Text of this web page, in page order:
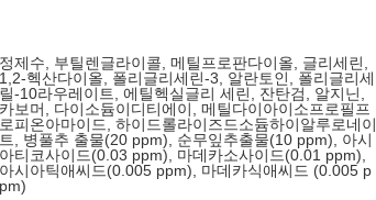
정제수, 부틸렌글라이콜, 메틸프로판다이올, 글리세린,
1,2-헥산다이올, 폴리글리세린-3, 알란토인, 폴리글리세
릴-10라우레이트, 에틸헥실글리 세린, 잔탄검, 알지닌,
카보머, 다이소듐이디티에이, 메틸다이아이소프로필프
로피온아마이드, 하이드롤라이즈드소듐하이알루로네이
트, 병풀추 출물(20 ppm), 순무잎추출물(10 ppm), 아시
아티코사이드(0.03 ppm), 마데카소사이드(0.01 ppm),
아시아틱애씨드(0.005 ppm), 마데카식애씨드 (0.005 p
pm)